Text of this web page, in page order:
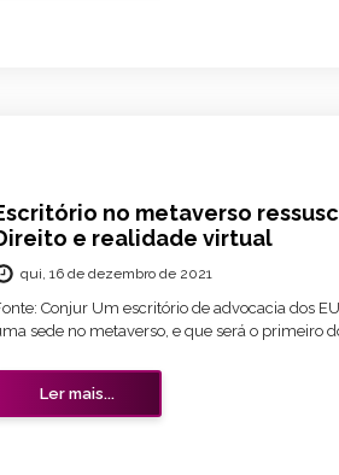
no metaverso
e realidade virtual
qui, 16 de dezembro de 2021
Conjur Um escritório de advocacia dos
sede no metaverso, e que será o primeiro
Ler mais...